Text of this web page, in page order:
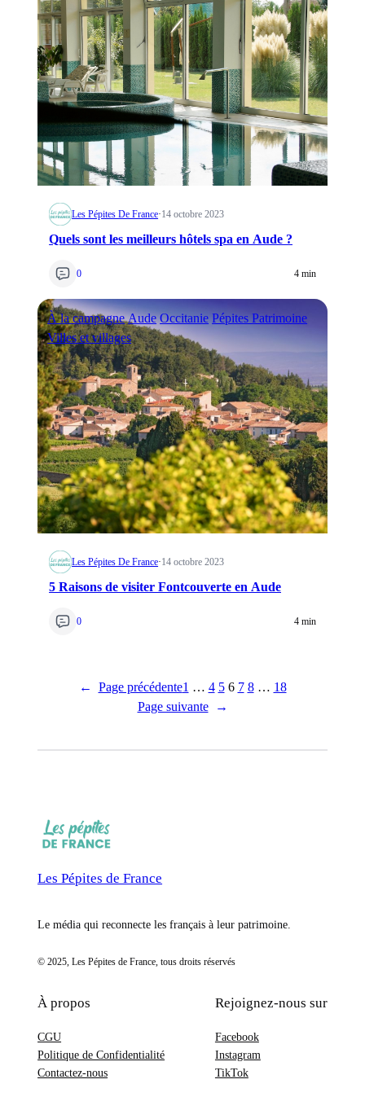
Les Pépites De France·14 octobre 2023
Quels sont les meilleurs hôtels spa en Aude ?
0 4 min
À la campagne Aude Occitanie Pépites Patrimoine
Villes et villages
Les Pépites De France·14 octobre 2023
5 Raisons de visiter Fontcouverte en Aude
0 4 min
← Page précédente1 … 4 5 6 7 8 … 18
Page suivante
→
Les Pépites de France
Le média qui reconnecte les français à leur patrimoine.
© 2025, Les Pépites de France, tous droits réservés
À propos
CGU
Politique de Confidentialité
Contactez-nous
Rejoignez-nous sur
Facebook
Instagram
TikTok